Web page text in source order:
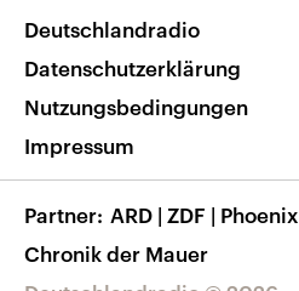
Nachrichten App
Frequenzen
Veranstaltungen
Musikliste
RSS
Barrierefreiheit
Deutschlandradio
Datenschutzerklärung
Nutzungsbedingungen
Impressum
Partner ARD | ZDF | Phoenix
Chronik der Mauer